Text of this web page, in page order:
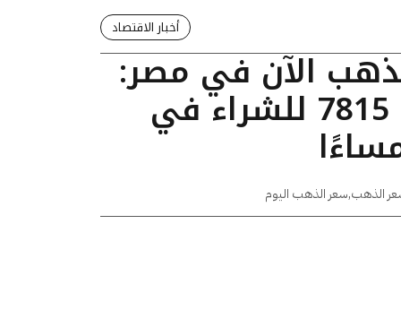
أخبار الاقتصاد
الآن في مصر:
عيار 24 يسجل 7815 للشراء في
الذهب,سعر الذهب اليوم